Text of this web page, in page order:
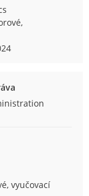
vyučovací